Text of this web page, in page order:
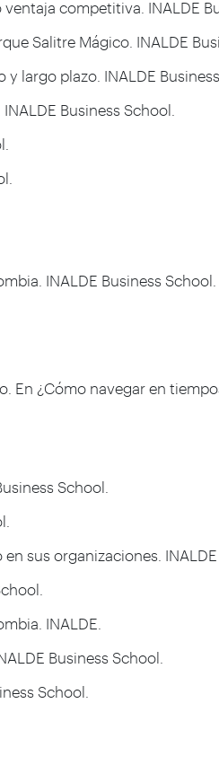
competitiva. INALDE
Salitre Mágico. INALDE
largo plazo. INALDE
Business School.
INALDE Business School.
¿Cómo navegar en
School.
sus organizaciones. INALDE
INALDE.
Business School.
School.